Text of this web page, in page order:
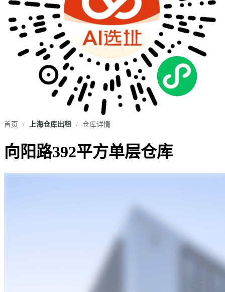
首页 / 上海仓库出租 / 仓库详情
向阳路392平方单层仓库